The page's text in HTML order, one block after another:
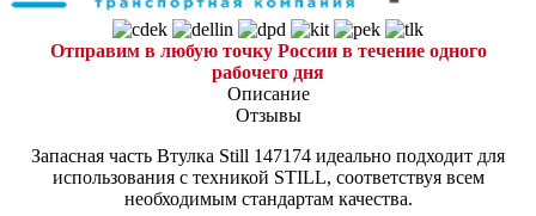
Отправим в любую точку России в течение одного
рабочего дня
Описание
Отзывы
Запасная часть Втулка Still 147174 идеально подходит для
использования с техникой STILL, соответствуя всем
необходимым стандартам качества.